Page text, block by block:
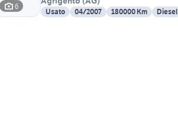
6
Usato 04/2007 180000 Km Diesel